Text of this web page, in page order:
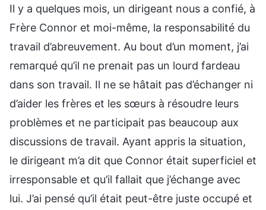
Il y a quelques mois, un dirigeant nous a confié, à
Frère Connor et moi-même, la responsabilité du
travail d’abreuvement. Au bout d’un moment, j’ai
remarqué qu’il ne prenait pas un lourd fardeau
dans son travail. Il ne se hâtait pas d’échanger ni
d’aider les frères et les sœurs à résoudre leurs
problèmes et ne participait pas beaucoup aux
discussions de travail. Ayant appris la situation,
le dirigeant m’a dit que Connor était superficiel et
irresponsable et qu’il fallait que j’échange avec
lui. J’ai pensé qu’il était peut-être juste occupé et